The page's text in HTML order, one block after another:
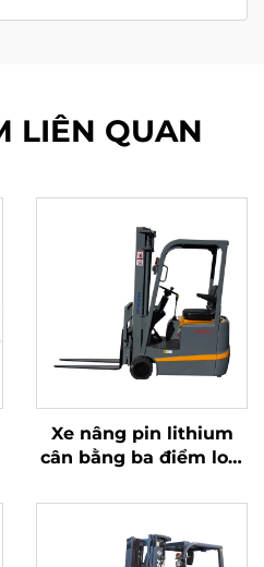
LIÊN QUAN
Xe nâng pin lithium
cân bằng ba điểm loại
Trung Quốc, giá cả